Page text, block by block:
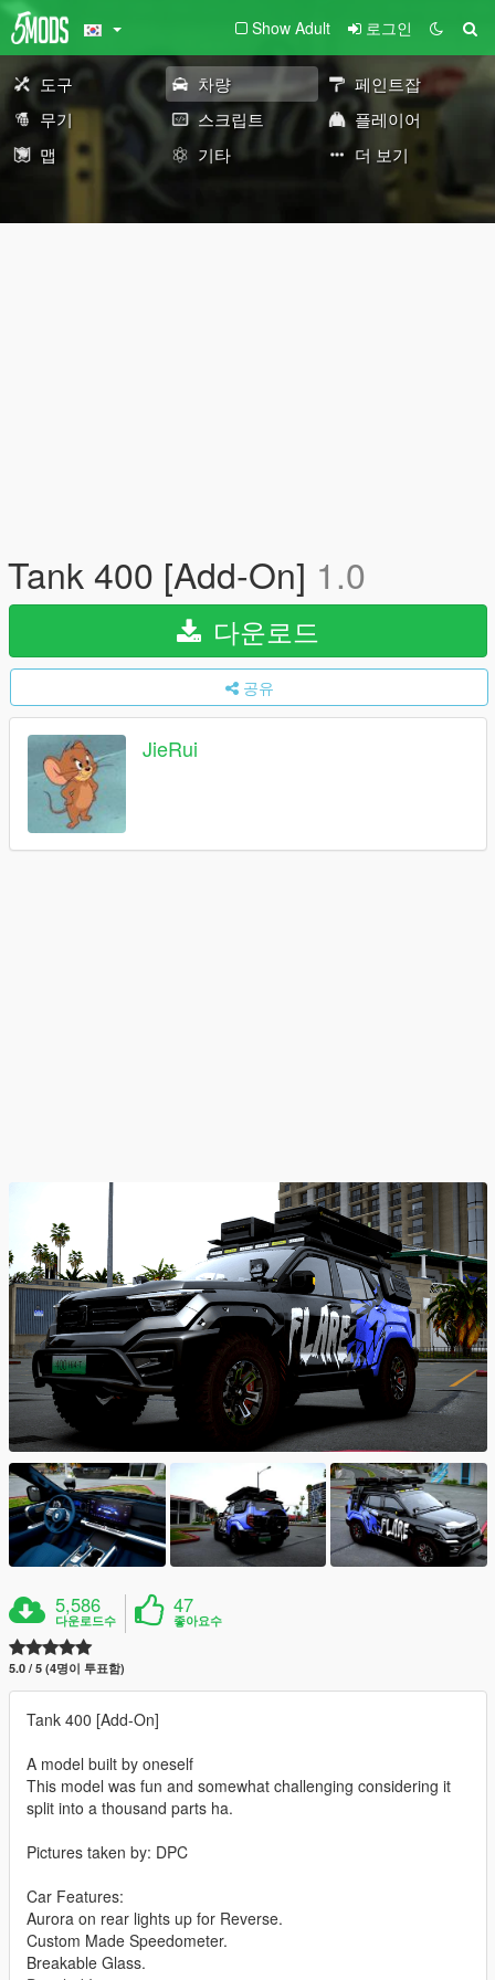
Show Adult 로그인
도구 차량
페인트잡
무기
스크립트
플레이어
맵
기타 더 보기
Tank 400 [Add-On] 1.0
다운로드
공유
JieRui
5,586
다운로드수
47
좋아요수
5.0 / 5 (4명이 투표함)
Tank 400 [Add-On]
A model built by oneself
This model was fun and somewhat challenging considering it
split into a thousand parts ha.
Pictures taken by: DPC
Car Features:
Aurora on rear lights up for Reverse.
Custom Made Speedometer.
Breakable Glass.